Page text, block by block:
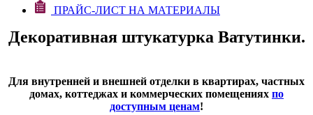
ПРАЙС-ЛИСТ НА МАТЕРИАЛЫ
Декоративная штукатурка Ватутинки.
Для внутренней и внешней отделки в квартирах, частных
домах, коттеджах и коммерческих помещениях по
доступным ценам!